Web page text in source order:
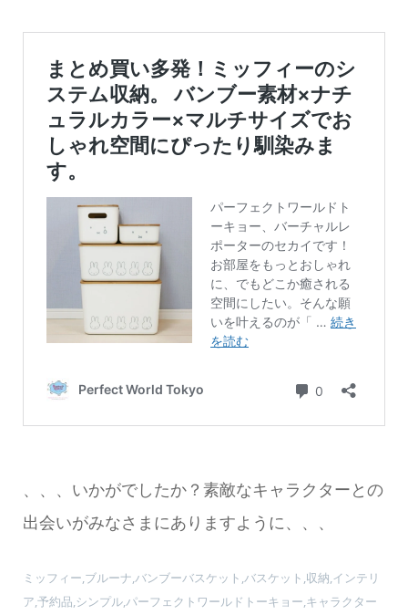
、、、いかがでしたか？素敵なキャラクターとの
出会いがみなさまにありますように、、、
ミッフィー,ブルーナ,バンブーバスケット,バスケット,収納,インテリ
ア,予約品,シンプル,パーフェクトワールドトーキョー,キャラクター